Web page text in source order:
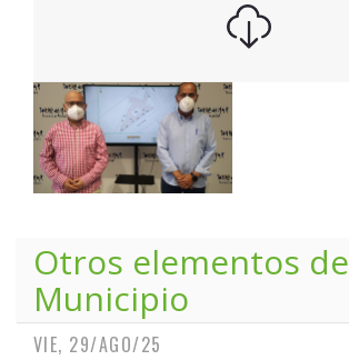
Otros elementos de
Municipio
VIE, 29/AGO/25